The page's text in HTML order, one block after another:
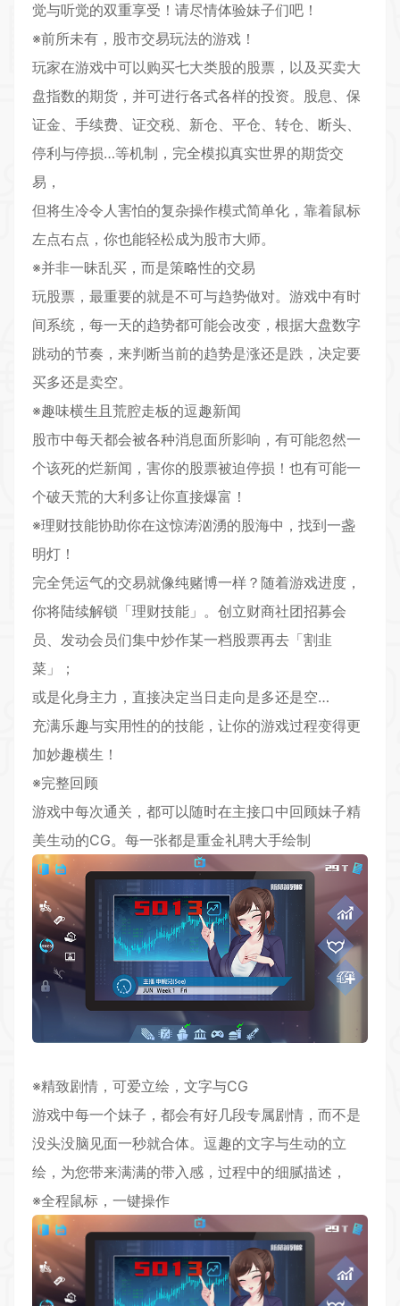
觉与听觉的双重享受！请尽情体验妹子们吧！
※前所未有，股市交易玩法的游戏！
玩家在游戏中可以购买七大类股的股票，以及买卖大
盘指数的期货，并可进行各式各样的投资。股息、保
证金、手续费、证交税、新仓、平仓、转仓、断头、
停利与停损…等机制，完全模拟真实世界的期货交
易，
但将生冷令人害怕的复杂操作模式简单化，靠着鼠标
左点右点，你也能轻松成为股市大师。
※并非一昧乱买，而是策略性的交易
玩股票，最重要的就是不可与趋势做对。游戏中有时
间系统，每一天的趋势都可能会改变，根据大盘数字
跳动的节奏 ，来判断当前的趋势是涨还是跌，决定要
买多还是卖空。
※趣味横生且荒腔走板的逗趣新闻
股市中每天都会被各种消息面所影响，有可能忽然一
个该死的烂新闻，害你的股票被迫停损！也有可能一
个破天荒的大利多让你直接爆富！
※理财技能协助你在这惊涛汹湧的股海中，找到一盏
明灯！
完全凭运气的交易就像纯赌博一样？随着游戏进度，
你将陆续解锁「理财技能」。创立财商社团招募会
员、发动会员们集中炒作某一档股票再去「割韭
菜」；
或是化身主力，直接决定当日走向是多还是空…
充满乐趣与实用性的的技能，让你的游戏过程变得更
加妙趣横生！
※完整回顾
游戏中每次通关，都可以随时在主接口中回顾妹子精
美生动的CG。每一张都是重金礼聘大手绘制
※精致剧情 ， 可爱立绘，文字与CG
游戏中每一个妹子，都会有好几段专属剧情，而不是
没头没脑见面一秒就合体。逗趣的文字与生动的立
绘，为您带来满满的带入感，过程中的细腻描述，
※全程鼠标，一键操作